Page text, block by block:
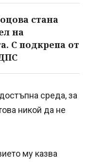
стана
на
С подкрепа от
среда, за
никой да не
му казва